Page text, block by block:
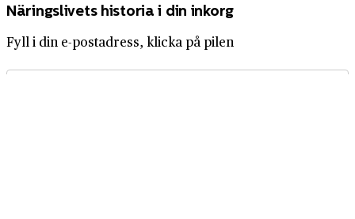
Näringslivets historia i din inkorg
Fyll i din e-postadress, klicka på pilen